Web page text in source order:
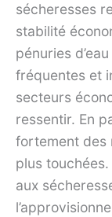
sécheresses
stabilité
pénuries
fréquentes et
secteurs
ressentir. En
fortement des
plus
aux